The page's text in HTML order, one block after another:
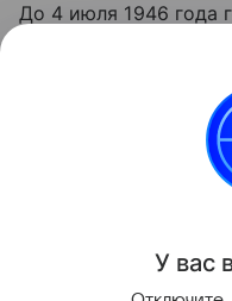
До 4 июля 1946 года
Тевтонского ордена
расположен остров
возвышается
главных
У вас